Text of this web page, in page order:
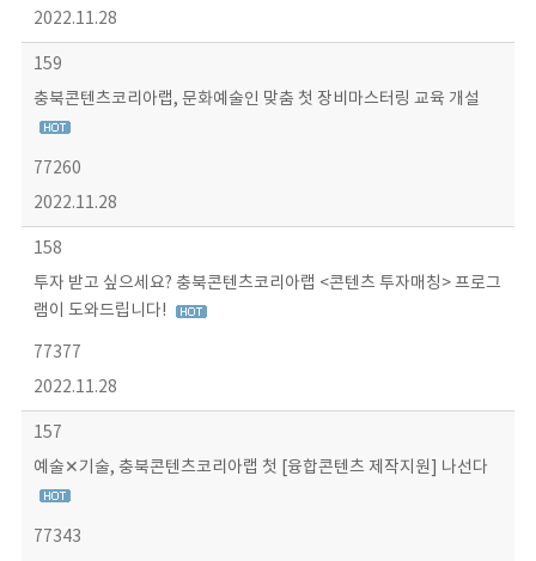
2022.11.28
159
충북콘텐츠코리아랩, 문화예술인 맞춤 첫 장비마스터링 교육 개설
77260
2022.11.28
158
투자 받고 싶으세요? 충북콘텐츠코리아랩 <콘텐츠 투자매칭> 프로그
램이 도와드립니다!
77377
2022.11.28
157
예술✕기술, 충북콘텐츠코리아랩 첫 [융합콘텐츠 제작지원] 나선다
77343